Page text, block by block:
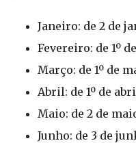
Janeiro: de 2 de
Fevereiro: de 1º
Março: de 1º de
Abril: de 1º de
Maio: de 2 de
Junho: de 3 de